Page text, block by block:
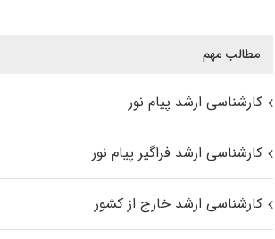
مطالب مهم
کارشناسی ارشد پیام نور
کارشناسی ارشد فراگیر پیام نور
کارشناسی ارشد خارج از کشور